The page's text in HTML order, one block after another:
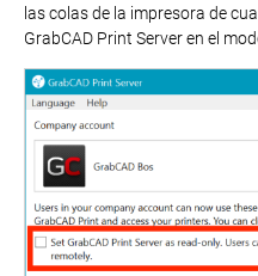
las colas de la impresora de
GrabCAD Print Server en el